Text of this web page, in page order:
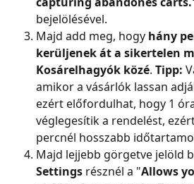
bejelölésével.
Majd add meg, hogy hány
kerüljenek át a sikertelen
Kosárelhagyók közé. Tipp:
amikor a vásárlók lassan
ezért előfordulhat, hogy 1
véglegesítik a rendelést,
percnél hosszabb
Majd lejjebb görgetve jelöld
Settings résznél a "Allows